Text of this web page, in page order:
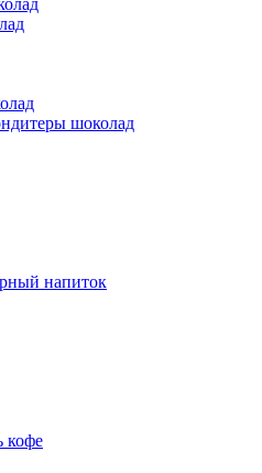
шоколад
напиток
кофе